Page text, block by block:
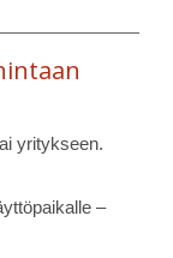
yritykseen.
–